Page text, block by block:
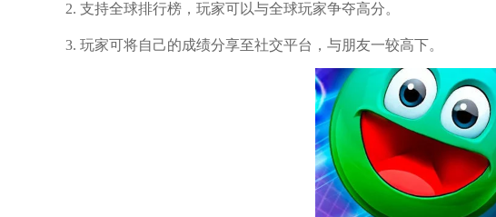
2. 支持全球排行榜，玩家可以与全球玩家争夺高分。
3. 玩家可将自己的成绩分享至社交平台，与朋友一较高下。